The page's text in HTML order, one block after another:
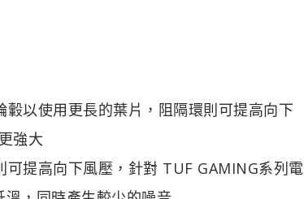
以使用更長的葉片，阻隔環則可提高向下
強大
提高向下風壓，針對 TUF GAMING系列電